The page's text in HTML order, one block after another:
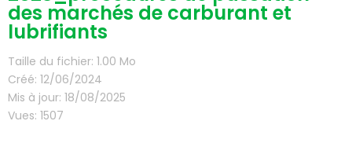
des marchés de carburant et
lubrifiants
Taille du fichier: 1.00 Mo
Créé: 12/06/2024
Mis à jour: 18/08/2025
Vues: 1507